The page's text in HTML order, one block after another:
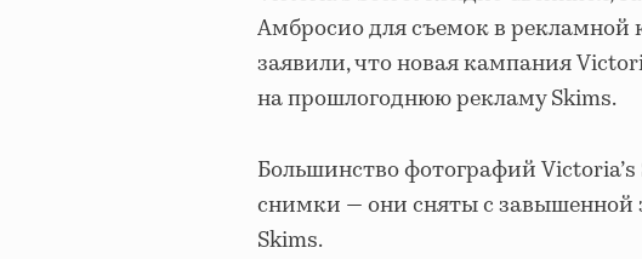
Амбросио для съемок в рекламной
заявили, что новая кампания
на прошлогоднюю рекламу Skims.
Большинство фотографий
снимки — они сняты с завышенной
Skims.